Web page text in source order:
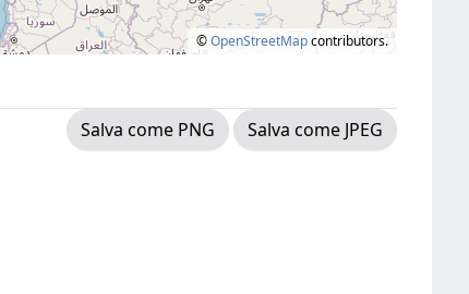
©OpenStreetMapcontributors.
Salva come PNG
Salva come JPEG